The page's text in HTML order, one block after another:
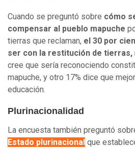
Cuando se preguntó sobre cómo
compensar al pueblo mapuche
tierras que reclaman, el 30 por
ser con la restitución de tierras,
cree que sería reconociendo
mapuche, y otro 17% dice que
educación.
Plurinacionalidad
La encuesta también preguntó
Estado plurinacional que